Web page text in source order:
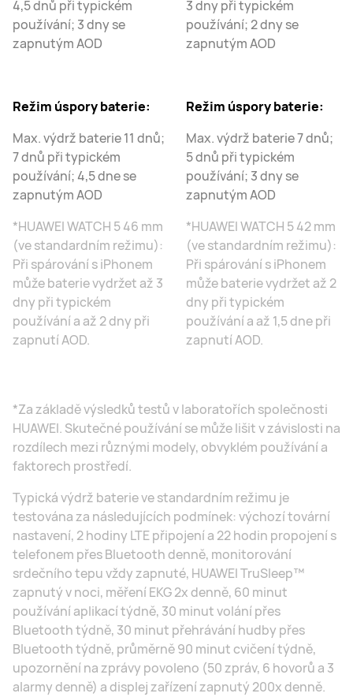
4,5 dnů při typickém
používání; 3 dny se
zapnutým AOD
Režim úspory baterie:
Max. výdrž baterie 11 dnů;
7 dnů při typickém
používání; 4,5 dne se
zapnutým AOD
*HUAWEI WATCH 5 46 mm
(ve standardním režimu):
Při spárování s iPhonem
může baterie vydržet až 3
dny při typickém
používání a až 2 dny při
zapnutí AOD.
3 dny při typickém
používání; 2 dny se
zapnutým AOD
Režim úspory baterie:
Max. výdrž baterie 7 dnů;
5 dnů při typickém
používání; 3 dny se
zapnutým AOD
*HUAWEI WATCH 5 42 mm
(ve standardním režimu):
Při spárování s iPhonem
může baterie vydržet až 2
dny při typickém
používání a až 1,5 dne při
zapnutí AOD.
*Za základě výsledků testů v laboratořích společnosti
HUAWEI. Skutečné používání se může lišit v závislosti na
rozdílech mezi různými modely, obvyklém používání a
faktorech prostředí.
Typická výdrž baterie ve standardním režimu je
testována za následujících podmínek: výchozí tovární
nastavení, 2 hodiny LTE připojení a 22 hodin propojení s
telefonem přes Bluetooth denně, monitorování
srdečního tepu vždy zapnuté, HUAWEI TruSleep™
zapnutý v noci, měření EKG 2x denně, 60 minut
používání aplikací týdně, 30 minut volání přes
Bluetooth týdně, 30 minut přehrávání hudby přes
Bluetooth týdně, průměrně 90 minut cvičení týdně,
upozornění na zprávy povoleno (50 zpráv, 6 hovorů a 3
alarmy denně) a displej zařízení zapnutý 200x denně.